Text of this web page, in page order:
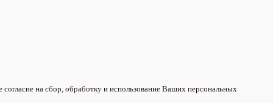
на сбор, обработку и использование Ваших персональных